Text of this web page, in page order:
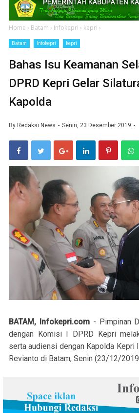
Home › Batam › Infokepri › kepri ›
Batam Infokepri kepri
Bahas Isu Keamanan
DPRD Kepri Gelar
Kapolda
By Redaksi News Senin, 23 Desember 2019
BATAM, Infokepri.com- Pimpinan
dengan Komisi I DPRD Kepri
serta audiensi dengan Kapolda Kepri
Revianto di Batam, Senin (23/12/